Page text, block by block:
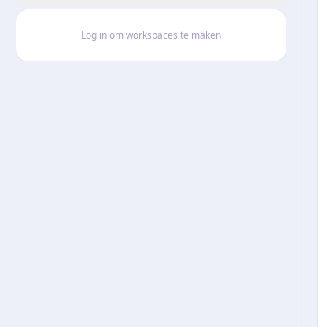
Log in om workspaces te maken